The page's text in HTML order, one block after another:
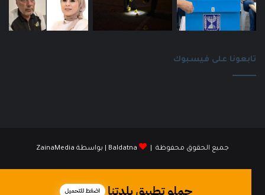
تابعونا على فيسبوك
جميع الحقوق محفوظة | Baldatna | بواسطة ZainaMedia